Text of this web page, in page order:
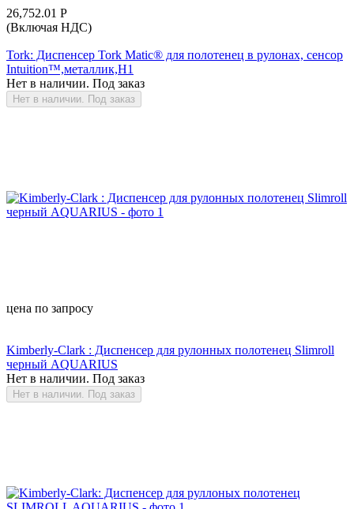
26,752.01 Р
(Включая НДС)
Tork: Диспенсер Tork Matic® для полотенец в рулонах, сенсор
Intuition™,металлик,H1
Нет в наличии. Под заказ
Нет в наличии. Под заказ
цена по запросу
Kimberly-Clark : Диспенсер для рулонных полотенец Slimroll
черный AQUARIUS
Нет в наличии. Под заказ
Нет в наличии. Под заказ